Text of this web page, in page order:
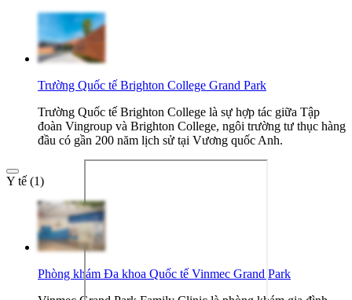
Trường Quốc tế Brighton College Grand Park
Trường Quốc tế Brighton College là sự hợp tác giữa Tập
đoàn Vingroup và Brighton College, ngôi trường tư thục hàng
đầu có gần 200 năm lịch sử tại Vương quốc Anh.
Y tế (1)
Phòng khám Đa khoa Quốc tế Vinmec Grand Park